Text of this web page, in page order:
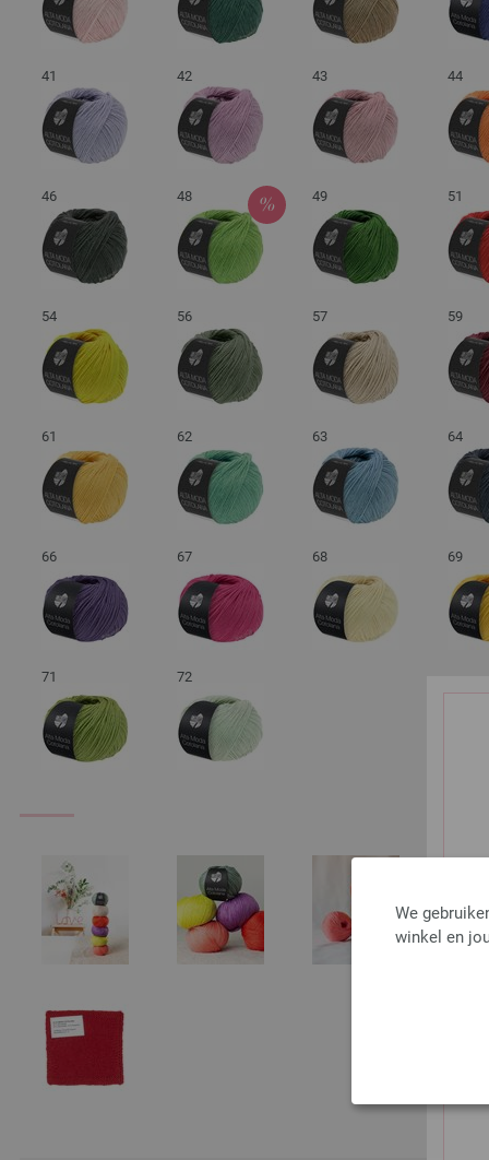
We
winkel en
41 42 43 44
46 48 49 51
54 56 57 59
61 62 63 64
66 67 68 69
71 72